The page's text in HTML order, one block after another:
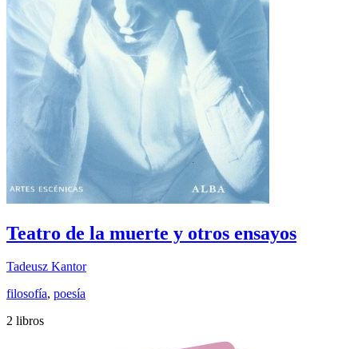
Teatro de la muerte y otros ensayos
Tadeusz Kantor
filosofía, poesía
2 libros